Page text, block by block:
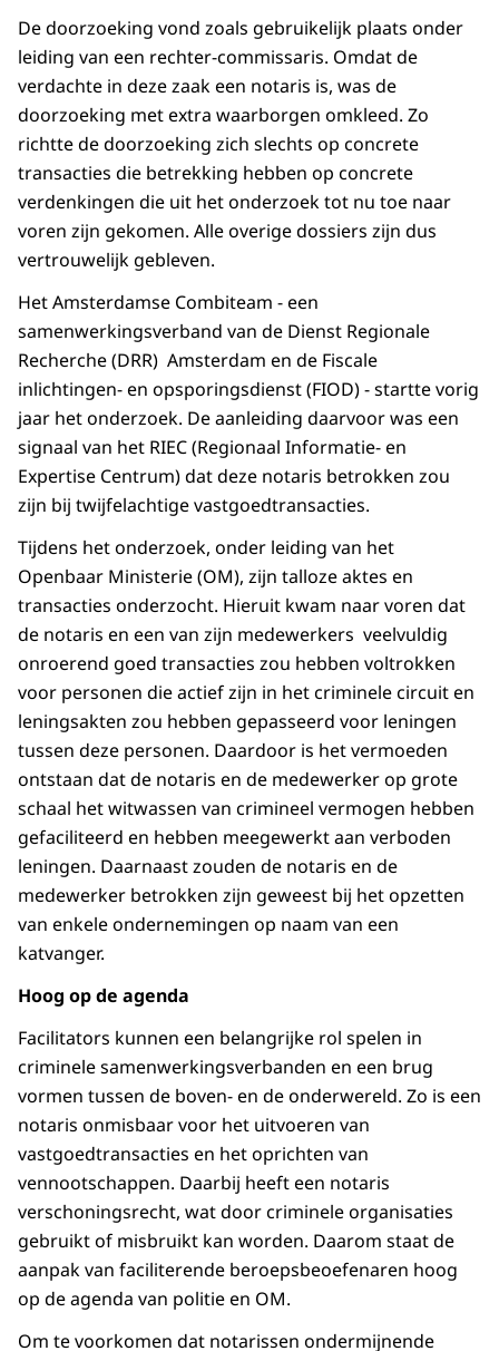
De doorzoeking vond zoals gebruikelijk plaats onder
leiding van een rechter-commissaris. Omdat de
verdachte in deze zaak een notaris is, was de
doorzoeking met extra waarborgen omkleed. Zo
richtte de doorzoeking zich slechts op concrete
transacties die betrekking hebben op concrete
verdenkingen die uit het onderzoek tot nu toe naar
voren zijn gekomen. Alle overige dossiers zijn dus
vertrouwelijk gebleven.
Het Amsterdamse Combiteam - een
samenwerkingsverband van de Dienst Regionale
Recherche (DRR) Amsterdam en de Fiscale
inlichtingen- en opsporingsdienst (FIOD) - startte vorig
jaar het onderzoek. De aanleiding daarvoor was een
signaal van het RIEC (Regionaal Informatie- en
Expertise Centrum) dat deze notaris betrokken zou
zijn bij twijfelachtige vastgoedtransacties.
Tijdens het onderzoek, onder leiding van het
Openbaar Ministerie (OM), zijn talloze aktes en
transacties onderzocht. Hieruit kwam naar voren dat
de notaris en een van zijn medewerkers veelvuldig
onroerend goed transacties zou hebben voltrokken
voor personen die actief zijn in het criminele circuit en
leningsakten zou hebben gepasseerd voor leningen
tussen deze personen. Daardoor is het vermoeden
ontstaan dat de notaris en de medewerker op grote
schaal het witwassen van crimineel vermogen hebben
gefaciliteerd en hebben meegewerkt aan verboden
leningen. Daarnaast zouden de notaris en de
medewerker betrokken zijn geweest bij het opzetten
van enkele ondernemingen op naam van een
katvanger.
Hoog op de agenda
Facilitators kunnen een belangrijke rol spelen in
criminele samenwerkingsverbanden en een brug
vormen tussen de boven- en de onderwereld. Zo is een
notaris onmisbaar voor het uitvoeren van
vastgoedtransacties en het oprichten van
vennootschappen. Daarbij heeft een notaris
verschoningsrecht, wat door criminele organisaties
gebruikt of misbruikt kan worden. Daarom staat de
aanpak van faciliterende beroepsbeoefenaren hoog
op de agenda van politie en OM.
Om te voorkomen dat notarissen ondermijnende